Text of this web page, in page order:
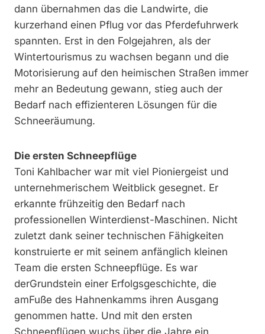
dann übernahmen das die Landwirte, die
kurzerhand einen Pflug vor das Pferdefuhrwerk
spannten. Erst in den Folgejahren, als der
Wintertourismus zu wachsen begann und die
Motorisierung auf den heimischen Straßen immer
mehr an Bedeutung gewann, stieg auch der
Bedarf nach effizienteren Lösungen für die
Schneeräumung.
Die ersten Schneepflüge
Toni Kahlbacher war mit viel Pioniergeist und
unternehmerischem Weitblick gesegnet. Er
erkannte frühzeitig den Bedarf nach
professionellen Winterdienst-Maschinen. Nicht
zuletzt dank seiner technischen Fähigkeiten
konstruierte er mit seinem anfänglich kleinen
Team die ersten Schneepflüge. Es war
derGrundstein einer Erfolgsgeschichte, die
amFuße des Hahnenkamms ihren Ausgang
genommen hatte. Und mit den ersten